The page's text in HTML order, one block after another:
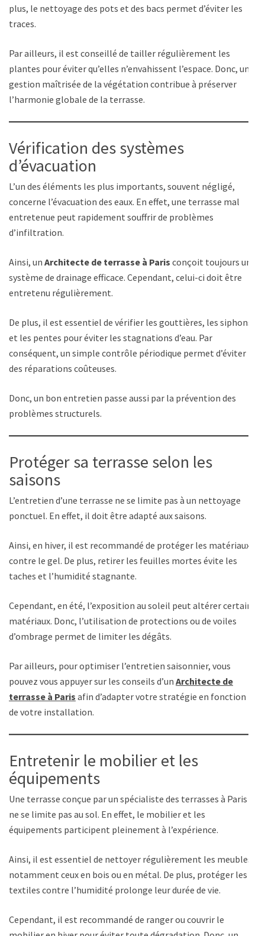
plus, le nettoyage des pots et des bacs permet d’éviter les
traces.
Par ailleurs, il est conseillé de tailler régulièrement les
plantes pour éviter qu’elles n’envahissent l’espace. Donc, une
gestion maîtrisée de la végétation contribue à préserver
l’harmonie globale de la terrasse.
Vérification des systèmes
d’évacuation
L’un des éléments les plus importants, souvent négligé,
concerne l’évacuation des eaux. En effet, une terrasse mal
entretenue peut rapidement souffrir de problèmes
d’infiltration.
Ainsi, un Architecte de terrasse à Paris conçoit toujours un
système de drainage efficace. Cependant, celui-ci doit être
entretenu régulièrement.
De plus, il est essentiel de vérifier les gouttières, les siphons
et les pentes pour éviter les stagnations d’eau. Par
conséquent, un simple contrôle périodique permet d’éviter
des réparations coûteuses.
Donc, un bon entretien passe aussi par la prévention des
problèmes structurels.
Protéger sa terrasse selon les
saisons
L’entretien d’une terrasse ne se limite pas à un nettoyage
ponctuel. En effet, il doit être adapté aux saisons.
Ainsi, en hiver, il est recommandé de protéger les matériaux
contre le gel. De plus, retirer les feuilles mortes évite les
taches et l’humidité stagnante.
Cependant, en été, l’exposition au soleil peut altérer certains
matériaux. Donc, l’utilisation de protections ou de voiles
d’ombrage permet de limiter les dégâts.
Par ailleurs, pour optimiser l’entretien saisonnier, vous
pouvez vous appuyer sur les conseils d’un Architecte de
terrasse à Paris afin d’adapter votre stratégie en fonction
de votre installation.
Entretenir le mobilier et les
équipements
Une terrasse conçue par un spécialiste des terrasses à Paris
ne se limite pas au sol. En effet, le mobilier et les
équipements participent pleinement à l’expérience.
Ainsi, il est essentiel de nettoyer régulièrement les meubles,
notamment ceux en bois ou en métal. De plus, protéger les
textiles contre l’humidité prolonge leur durée de vie.
Cependant, il est recommandé de ranger ou couvrir le